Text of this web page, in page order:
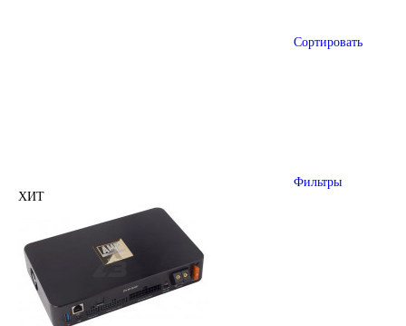
Сортировать
Фильтры
ХИТ